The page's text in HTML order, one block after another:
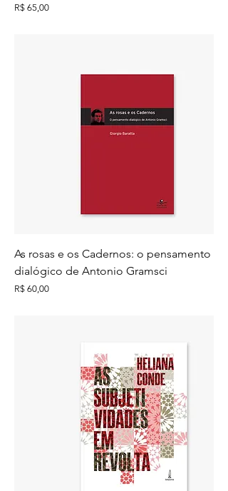
Preço
R$ 65,00
As rosas e os Cadernos: o pensamento
dialógico de Antonio Gramsci
Preço
R$ 60,00